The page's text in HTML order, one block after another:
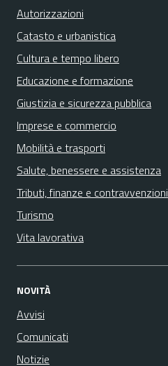
Autorizzazioni
Catasto e urbanistica
Cultura e tempo libero
Educazione e formazione
Giustizia e sicurezza pubblica
Imprese e commercio
Mobilità e trasporti
Salute, benessere e assistenza
Tributi, finanze e contravvenzioni
Turismo
Vita lavorativa
NOVITÀ
Avvisi
Comunicati
Notizie